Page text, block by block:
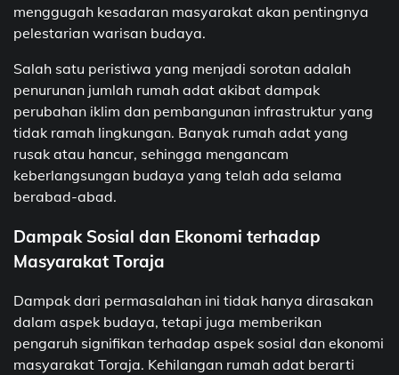
menggugah kesadaran masyarakat akan pentingnya
pelestarian warisan budaya.
Salah satu peristiwa yang menjadi sorotan adalah
penurunan jumlah rumah adat akibat dampak
perubahan iklim dan pembangunan infrastruktur yang
tidak ramah lingkungan. Banyak rumah adat yang
rusak atau hancur, sehingga mengancam
keberlangsungan budaya yang telah ada selama
berabad-abad.
Dampak Sosial dan Ekonomi terhadap
Masyarakat Toraja
Dampak dari permasalahan ini tidak hanya dirasakan
dalam aspek budaya, tetapi juga memberikan
pengaruh signifikan terhadap aspek sosial dan ekonomi
masyarakat Toraja. Kehilangan rumah adat berarti